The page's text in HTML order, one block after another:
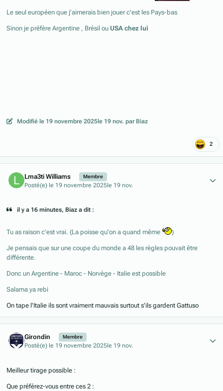
Le seul européen que j'aimerais bien jouer c'est les Pays-bas
Sinon je préfère Argentine , Brésil ou USA chez lui
Modifiéle 19 novembre 2025le 19 nov. par Biaz
2
Lma3ti Williams Membre
Posté(e) le 19 novembre 2025le 19 nov.
il y a 16 minutes, Biaz a dit :
Tu as raison c'est vrai. (La poisse qu'on a quand même )
Je pensais que sur une coupe du monde a 48 les règles pouvait être
différente.
Donc un Argentine - Maroc - Norvège - Italie est possible
Salama ya rebi
On tape l'Italie ils sont vraiment mauvais surtout s'ils gardent Gattuso
Girondin Membre
Posté(e) le 19 novembre 2025le 19 nov.
Meilleur tirage possible :
Que préférez-vous entre ces 2 :